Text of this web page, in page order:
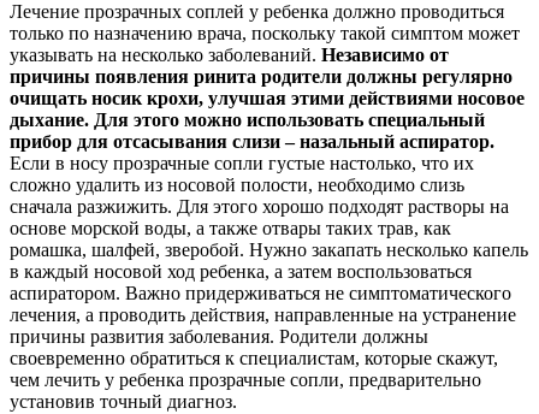
Лечение прозрачных соплей у ребенка должно проводиться
только по назначению врача, поскольку такой симптом может
указывать на несколько заболеваний. Независимо от
причины появления ринита родители должны регулярно
очищать носик крохи, улучшая этими действиями носовое
дыхание. Для этого можно использовать специальный
прибор для отсасывания слизи – назальный аспиратор.
Если в носу прозрачные сопли густые настолько, что их
сложно удалить из носовой полости, необходимо слизь
сначала разжижить. Для этого хорошо подходят растворы на
основе морской воды, а также отвары таких трав, как
ромашка, шалфей, зверобой. Нужно закапать несколько капель
в каждый носовой ход ребенка, а затем воспользоваться
аспиратором. Важно придерживаться не симптоматического
лечения, а проводить действия, направленные на устранение
причины развития заболевания. Родители должны
своевременно обратиться к специалистам, которые скажут,
чем лечить у ребенка прозрачные сопли, предварительно
установив точный диагноз.